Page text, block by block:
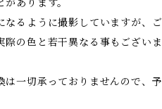
あります。
なるように撮影していますが、ご
の色と若干異なる事もございま
は一切承っておりませんので、予